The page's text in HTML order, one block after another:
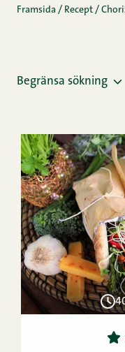
Framsida / Recept /
Begränsa sökning
1